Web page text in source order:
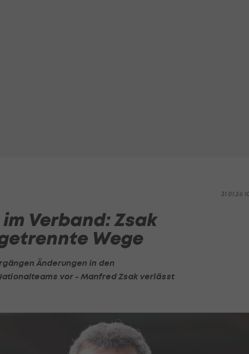
31.01.26
Verband: Zsak
Wege
Änderungen in den
vor - Manfred Zsak verlässt